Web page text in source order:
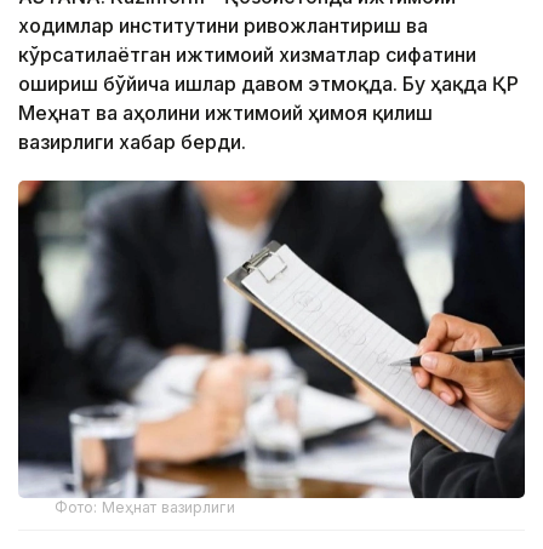
ходимлар институтини ривожлантириш ва
кўрсатилаётган ижтимоий хизматлар сифатини
ошириш бўйича ишлар давом этмоқда. Бу ҳақда ҚР
Меҳнат ва аҳолини ижтимоий ҳимоя қилиш
вазирлиги хабар берди.
Фото: Меҳнат вазирлиги